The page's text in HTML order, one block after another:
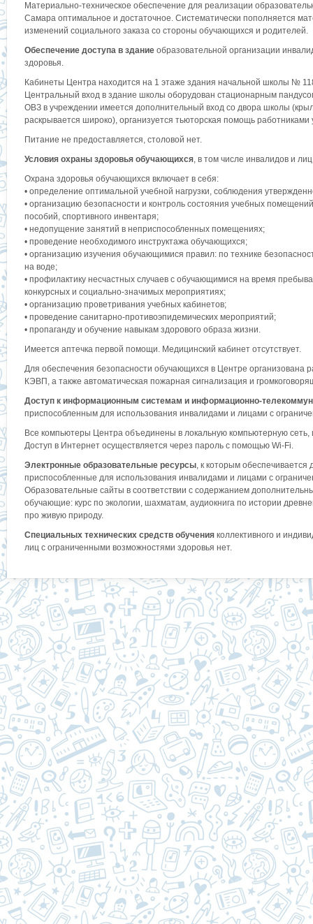
Материально-техническое обеспечение для реализации
Самара оптимальное и достаточное. Систематически пополняется
изменений социального заказа со стороны обучающихся и родителей.
Обеспечение доступа в здание образовательной организации
здоровья.
Кабинеты Центра находится на 1 этаже здания начальной школы №
Центральный вход в здание школы оборудован стационарным
ОВЗ в учреждении имеется дополнительный вход со двора школы
раскрывается широко), организуется тьюторская помощь работниками
Питание не предоставляется, столовой нет.
Условия охраны здоровья обучающихся, в том числе инвалидов и
Охрана здоровья обучающихся включает в себя:
• определение оптимальной учебной нагрузки, соблюдения
• организацию безопасности и контроль состояния учебных
пособий, спортивного инвентаря;
• недопущение занятий в неприспособленных помещениях;
• проведение необходимого инструктажа обучающихся;
• организацию изучения обучающимися правил: по технике
на воде;
• профилактику несчастных случаев с обучающимися на время
конкурсных и социально-значимых мероприятиях;
• организацию проветривания учебных кабинетов;
• проведение санитарно-противоэпидемических мероприятий;
• пропаганду и обучение навыкам здорового образа жизни.
Имеется аптечка первой помощи. Медицинский кабинет отсутствует.
Для обеспечения безопасности обучающихся в Центре организована
КЭВП, а также автоматическая пожарная сигнализация и
Доступ к информационным системам и информационно-
приспособленным для использования инвалидами и лицами с
Все компьютеры Центра объединены в локальную компьютерную сеть,
Доступ в Интернет осуществляется через пароль с помощью Wi-Fi.
Электронные образовательные ресурсы, к которым обеспечивается
приспособленные для использования инвалидами и лицами с
Образовательные сайты в соответствии с содержанием
обучающие: курс по экологии, шахматам, аудиокнига по истории
про живую природу.
Специальных технических средств обучения коллективного и
лиц с ограниченными возможностями здоровья нет.